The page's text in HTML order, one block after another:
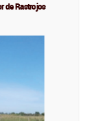
de Rastrojos